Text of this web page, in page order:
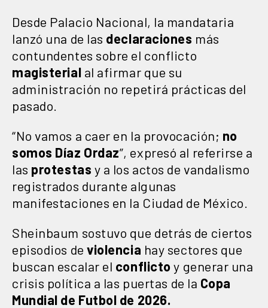
Desde Palacio Nacional, la mandataria
lanzó una de las declaraciones más
contundentes sobre el conflicto
magisterial al afirmar que su
administración no repetirá prácticas del
pasado.
“No vamos a caer en la provocación; no
somos Díaz Ordaz”, expresó al referirse a
las protestas y a los actos de vandalismo
registrados durante algunas
manifestaciones en la Ciudad de México.
Sheinbaum sostuvo que detrás de ciertos
episodios deviolencia hay sectores que
buscan escalar el conflicto y generar una
crisis política a las puertas de la Copa
Mundial de Futbol de 2026.